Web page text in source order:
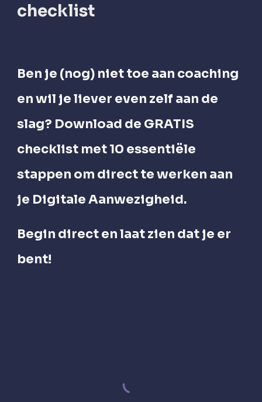
checklist
Ben je (nog) niet toe aan coaching
en wil je liever even zelf aan de
slag? Download de GRATIS
checklist met 10 essentiële
stappen om direct te werken aan
je Digitale Aanwezigheid.
Begin direct en laat zien dat je er
bent!